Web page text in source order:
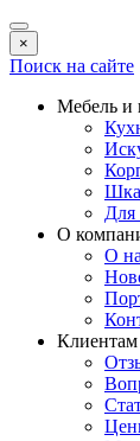
×
Поиск на сайте
Мебель и
Для
О
О
Клиентам